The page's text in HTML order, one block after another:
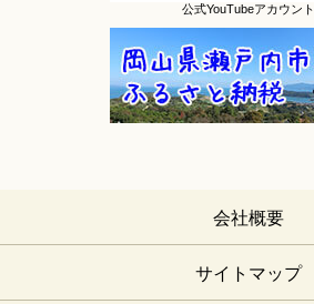
公式YouTubeアカウント
会社概要
サイトマップ